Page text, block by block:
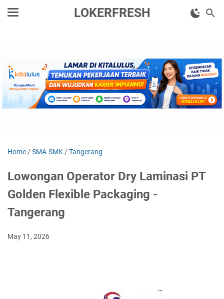
LOKERFRESH
Home /SMA-SMK /Tangerang
Lowongan Operator Dry Laminasi PT
Golden Flexible Packaging -
Tangerang
May 11, 2026